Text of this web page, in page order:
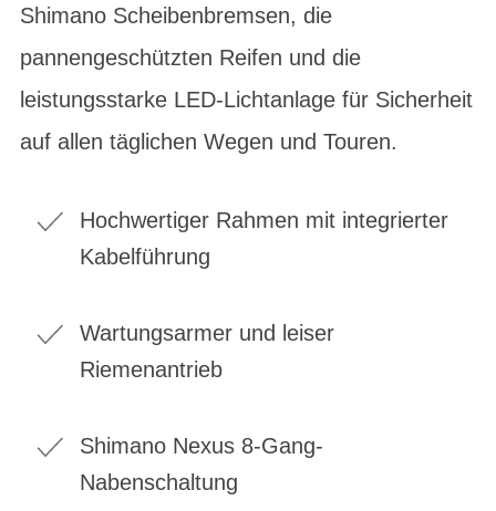
Shimano Scheibenbremsen, die
pannengeschützten Reifen und die
leistungsstarke LED-Lichtanlage für Sicherheit
auf allen täglichen Wegen und Touren.
Hochwertiger Rahmen mit integrierter
Kabelführung
Wartungsarmer und leiser
Riemenantrieb
Shimano Nexus 8-Gang-
Nabenschaltung